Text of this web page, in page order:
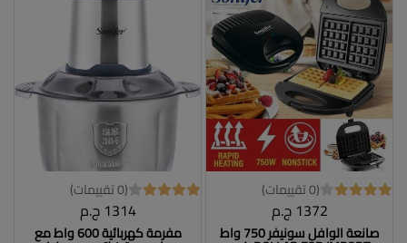
(0 تقييمات)
1372 ج.م
صانعة الوافل سونيفر 750 واط
(0 تقييمات)
1314 ج.م
مفرمة كهربائية 600 واط مع